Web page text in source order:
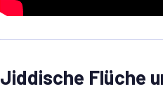
Jiddische Flüche